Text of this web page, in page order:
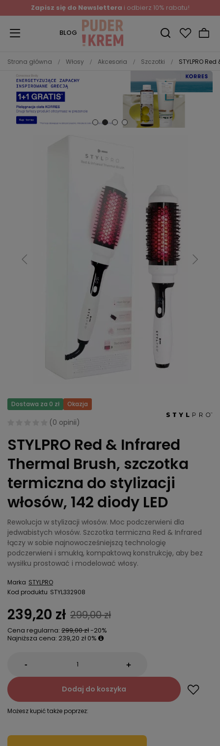
Zapisz się do Newslettera i odbierz 10% rabatu!
BLOG
Strona główna Włosy Akcesoria Szczotki STYLPRO
Dostawa za 0 zł Okazja
(0 opinii)
STYLPRO Red & Infrared
Thermal Brush, szczotka
termiczna do stylizacji
włosów, 142 diody LED
Rewolucja w stylizacji włosów. Moc podczerwieni dla
jedwabistych włosów. Szczotka termiczna Red & Infrared
łączy w sobie najnowocześniejszą technologię
podczerwieni i smukłą, kompaktową konstrukcję, aby bez
wysiłku prostować i modelować włosy.
Marka STYLPRO
Kod produktu STYL332908
239,20 zł 299,00 zł
Cena regularna: 299,00 zł-20%
Najniższa cena: 239,20 zł 0%
- +
Dodaj do koszyka
Możesz kupić także poprzez: